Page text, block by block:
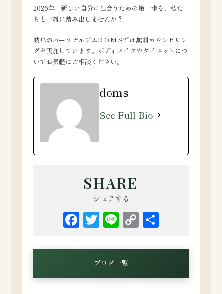
2026年、新しい自分に出会うための第一歩を、私た
ちと一緒に踏み出しませんか？
岐阜のパーソナルジムD.O.M.Sでは無料カウンセリン
グを実施しています。ボディメイクやダイエットにつ
いてお気軽にご相談ください。
doms
See Full Bio
SHARE
シェアする
Facebook
Twitter
LineCopy
Link
ブログ一覧